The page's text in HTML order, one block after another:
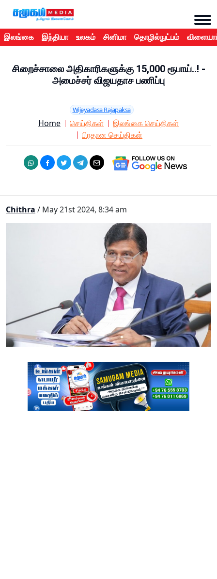
இலங்கை இந்தியா உலகம் சினிமா தொழில்நுட்பம்
சிறைச்சாலை அதிகாரிகளுக்கு 15,000 ரூபாய்..! -
அமைச்சர் விஜயதாச பணிப்பு
Wijeyadasa Rajapaksa
Home செய்திகள்
இலங்கை செய்திகள்
பிரதான செய்திகள்
Chithra / May 21st 2024, 8:34 am